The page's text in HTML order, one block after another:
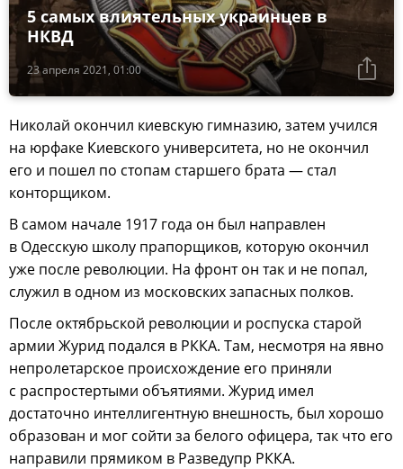
23 апреля 2021, 01:00
5 самых влиятельных украинцев в
НКВД
Николай окончил киевскую гимназию, затем учился
на юрфаке Киевского университета, но не окончил
его и пошел по стопам старшего брата — стал
конторщиком.
В самом начале 1917 года он был направлен
в Одесскую школу прапорщиков, которую окончил
уже после революции. На фронт он так и не попал,
служил в одном из московских запасных полков.
После октябрьской революции и роспуска старой
армии Журид подался в РККА. Там, несмотря на явно
непролетарское происхождение его приняли
с распростертыми объятиями. Журид имел
достаточно интеллигентную внешность, был хорошо
образован и мог сойти за белого офицера, так что его
направили прямиком в Разведупр РККА.